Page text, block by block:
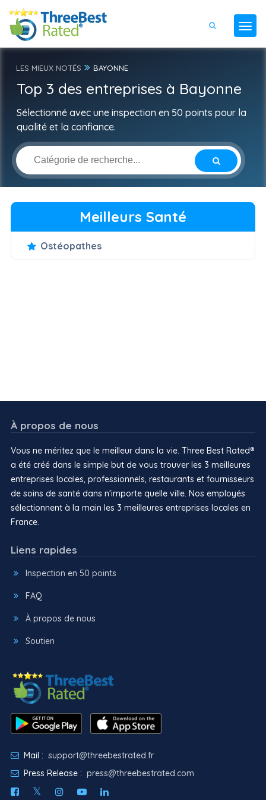
LES MIEUX NOTÉS BAYONNE
Top 3 des entreprises à Bayonne
Sélectionné avec une inspection en 50 points pour la
qualité et la confiance.
Meilleurs Santé
Ostéopathes
À propos de nous
Vous ne méritez que le meilleur dans la vie. Three Best Rated®
a été créé dans le simple but de vous trouver les 3 meilleures
entreprises locales, professionnels, restaurants et fournisseurs
de soins de santé dans n'importe quelle ville. Nos employés
sélectionnent à la main les 3 meilleures entreprises locales en
France.
Liens rapides
Inspection en 50 points
FAQ
À propos de nous
Soutien
Mail : support@threebestrated.fr
Press Release : press@threebestrated.com